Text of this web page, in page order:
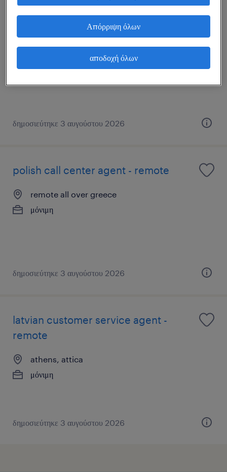
hebrew customer service agent -
remote
remote all over greece
δημοσιεύτηκε 3 αυγούστου 2026
polish call center agent - remote
remote all over greece
μόνιμη
δημοσιεύτηκε 3 αυγούστου 2026
latvian customer service agent -
remote
athens, attica
μόνιμη
δημοσιεύτηκε 3 αυγούστου 2026
Απόρριψη όλων
αποδοχή όλων